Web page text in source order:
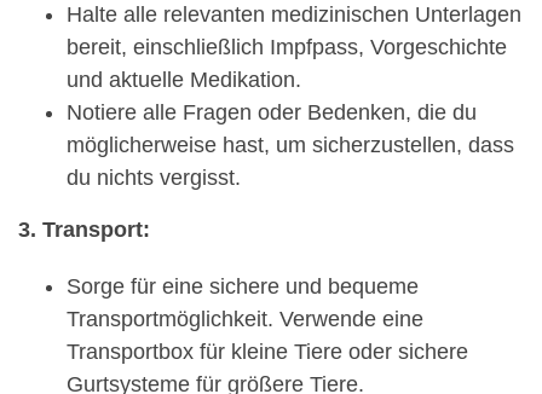
Halte alle relevanten medizinischen Unterlagen
bereit, einschließlich Impfpass, Vorgeschichte
und aktuelle Medikation.
Notiere alle Fragen oder Bedenken, die du
möglicherweise hast, um sicherzustellen, dass
du nichts vergisst.
3. Transport:
Sorge für eine sichere und bequeme
Transportmöglichkeit. Verwende eine
Transportbox für kleine Tiere oder sichere
Gurtsysteme für größere Tiere.